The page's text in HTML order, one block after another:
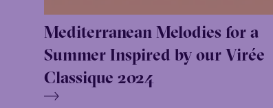
Mediterranean Melodies for a
Summer Inspired by our Virée
Classique 2024